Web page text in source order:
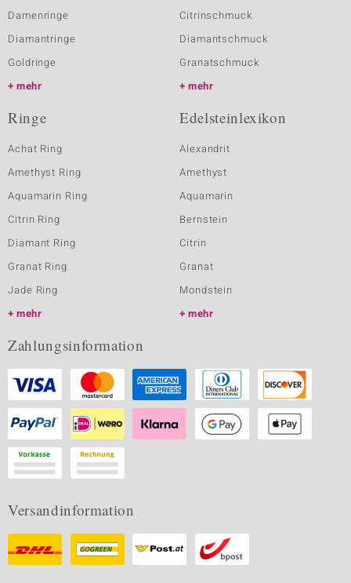
Damenringe
Diamantringe
Goldringe
mehr
Citrinschmuck
Diamantschmuck
Granatschmuck
mehr
Ringe
Achat Ring
Amethyst Ring
Aquamarin Ring
Citrin Ring
Diamant Ring
Granat Ring
Jade Ring
mehr
Edelsteinlexikon
Alexandrit
Amethyst
Aquamarin
Bernstein
Citrin
Granat
Mondstein
mehr
Zahlungsinformation
Versandinformation